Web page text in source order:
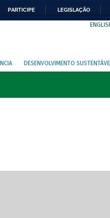
PARTICIPE LEGISLAÇÃO
DESENVOLVIMENTO
de